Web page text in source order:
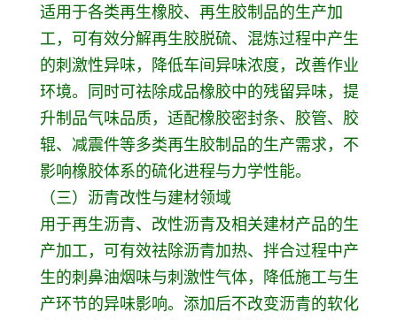
适用于各类再生橡胶、再生胶制品的生产加
工，可有效分解再生胶脱硫、混炼过程中产生
的刺激性异味，降低车间异味浓度，改善作业
环境。同时可祛除成品橡胶中的残留异味，提
升制品气味品质，适配橡胶密封条、胶管、胶
辊、减震件等多类再生胶制品的生产需求，不
影响橡胶体系的硫化进程与力学性能。
（三）沥青改性与建材领域
用于再生沥青、改性沥青及相关建材产品的生
产加工，可有效祛除沥青加热、拌合过程中产
生的刺鼻油烟味与刺激性气体，降低施工与生
产环节的异味影响。添加后不改变沥青的软化